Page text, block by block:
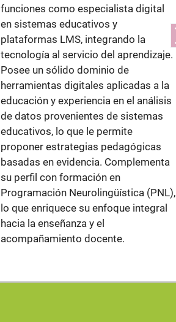
funciones como especialista digital
en sistemas educativos y
plataformas LMS, integrando la
tecnología al servicio del aprendizaje.
Posee un sólido dominio de
herramientas digitales aplicadas a la
educación y experiencia en el análisis
de datos provenientes de sistemas
educativos, lo que le permite
proponer estrategias pedagógicas
basadas en evidencia. Complementa
su perfil con formación en
Programación Neurolingüística (PNL),
lo que enriquece su enfoque integral
hacia la enseñanza y el
acompañamiento docente.